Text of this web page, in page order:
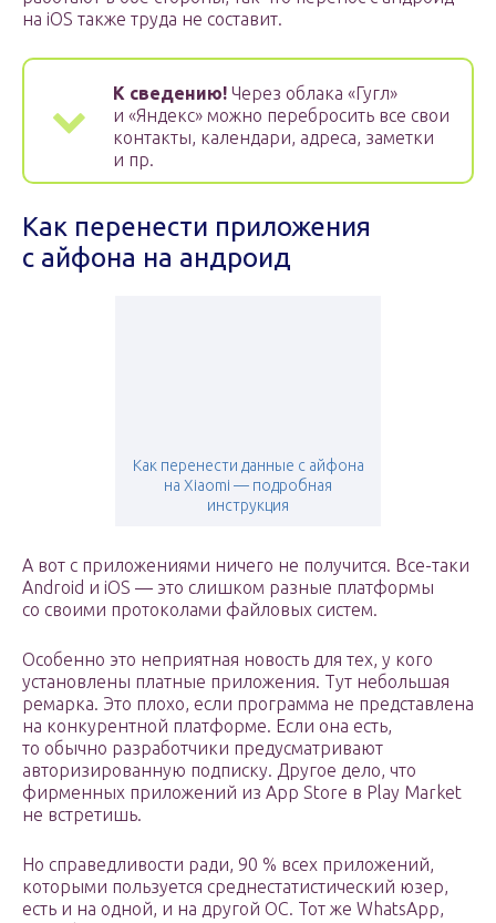
на iOS также труда не составит.
К сведению! Через облака «Гугл»
и «Яндекс» можно перебросить все свои
контакты, календари, адреса, заметки
и пр.
Как перенести приложения
с айфона на андроид
Как перенести данные с айфона
на Xiaomi — подробная
инструкция
А вот с приложениями ничего не получится. Все-таки
Android и iOS — это слишком разные платформы
со своими протоколами файловых систем.
Особенно это неприятная новость для тех, у кого
установлены платные приложения. Тут небольшая
ремарка. Это плохо, если программа не представлена
на конкурентной платформе. Если она есть,
то обычно разработчики предусматривают
авторизированную подписку. Другое дело, что
фирменных приложений из App Store в Play Market
не встретишь.
Но справедливости ради, 90 % всех приложений,
которыми пользуется среднестатистический юзер,
есть и на одной, и на другой ОС. Тот же WhatsApp,